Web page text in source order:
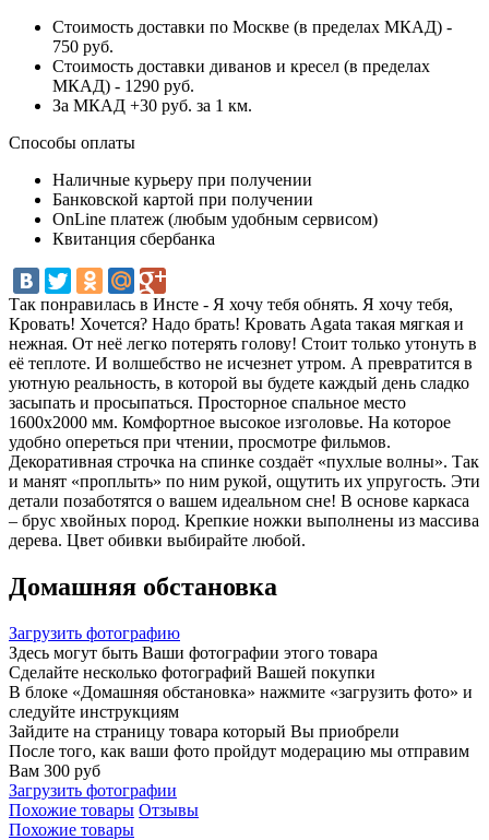
Стоимость доставки по Москве (в пределах МКАД) -
750 руб.
Стоимость доставки диванов и кресел (в пределах
МКАД) - 1290 руб.
За МКАД +30 руб. за 1 км.
Способы оплаты
Наличные курьеру при получении
Банковской картой при получении
OnLine платеж (любым удобным сервисом)
Квитанция сбербанка
Так понравилась в Инсте - Я хочу тебя обнять. Я хочу тебя,
Кровать! Хочется? Надо брать! Кровать Agata такая мягкая и
нежная. От неё легко потерять голову! Стоит только утонуть в
её теплоте. И волшебство не исчезнет утром. А превратится в
уютную реальность, в которой вы будете каждый день сладко
засыпать и просыпаться. Просторное спальное место
1600х2000 мм. Комфортное высокое изголовье. На которое
удобно опереться при чтении, просмотре фильмов.
Декоративная строчка на спинке создаёт «пухлые волны». Так
и манят «проплыть» по ним рукой, ощутить их упругость. Эти
детали позаботятся о вашем идеальном сне! В основе каркаса
– брус хвойных пород. Крепкие ножки выполнены из массива
дерева. Цвет обивки выбирайте любой.
Домашняя обстановка
Загрузить фотографию
Здесь могут быть Ваши фотографии этого товара
Сделайте несколько фотографий Вашей покупки
В блоке «Домашняя обстановка» нажмите «загрузить фото» и
следуйте инструкциям
Зайдите на страницу товара который Вы приобрели
После того, как ваши фото пройдут модерацию мы отправим
Вам 300 руб
Загрузить фотографии
Похожие товары Отзывы
Похожие товары